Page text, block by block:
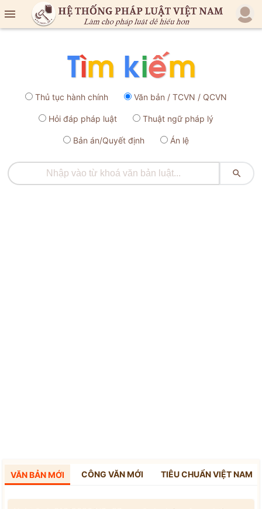

Thủ tục hành chính Văn bản / TCVN / QCVN
Hỏi đáp pháp luật Thuật ngữ pháp lý
Bản án/Quyết định Án lệ

VĂN BẢN MỚI CÔNG VĂN MỚI TIÊU CHUẨN VIỆT NAM